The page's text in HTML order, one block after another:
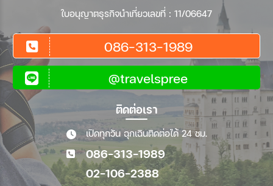
เฉพาะเดือน
เฉพาะเทศกาล
Wholesales
ใบอนุญาตธุรกิจนำเที่ยวเลขที่ : 11/06647
086-313-1989
@travelspree
ติดต่อเรา
เปิดทุกวัน ฉุกเฉินติดต่อได้ 24 ชม.
086-313-1989
02-106-2388